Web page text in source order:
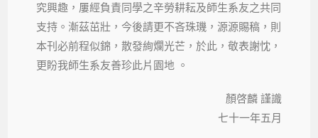
究興趣，屢經負責同學之辛勞耕耘及師生系友之共同
支持。漸茲茁壯，今後請更不吝珠璣，源源賜稿，則
本刊必前程似錦，散發絢爛光芒，於此，敬表謝忱，
更盼我師生系友善珍此片園地 。
顏啓麟 謹識
七十一年五月